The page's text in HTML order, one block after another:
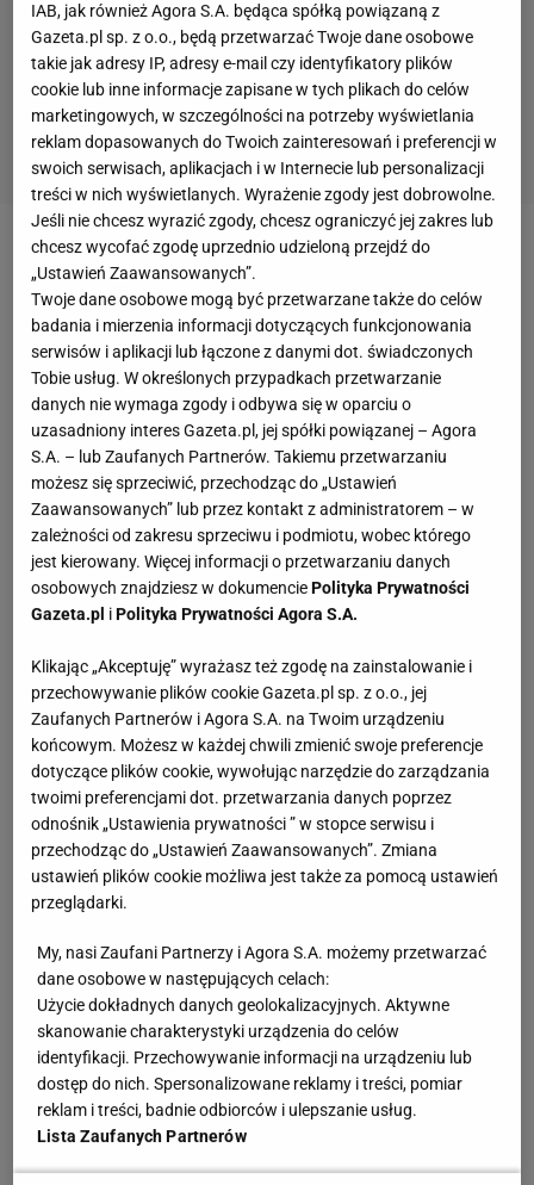
Ma dopiero 21 lat, a już znalazł się na liście 23
piłkarzy nominowanych do Złotej Piłki. Był jedynym
przedstawicielem Serie A. Powoli przejmuje stery
również w reprezentacji Francji- na Euro 2016
powinien być liderem kadry Didiera Deschampsa. W
jego wieku Michel Platini nadal grał w Nancy,
Zinedine Zidane w Bordeaux, aFranck Riberyw
Brest w trzeciejlidze francuskiej. Cały czas się
rozwija. - Jestem przekonany, że może się poprawić
Juventusu Massimiliano Allegri.
Wpływ ojca
W jego wieku mało kto przywiązuje taką wagę do
profesjonalnego prowadzenia się. Ale Pogba
zatrudnił własnego fizjoterapeutę oraz dietetyka.
Tego, że profesjonalny futbol nie jest zwykłą grą,
Pogba przybył do Francji z Gwinei w latach 60.
Myślał o grze w piłkę, ale "kiedyś trzeba było
wybierać pomiędzy studiami i sportem". Wybrał
bezpieczniejszą opcję. Jednak zadbał o to, by jego
trzej synowie mogli spełniać swoje marzenia. Do
sprawy podszedł bardzo poważnie. Pokazywał im
nagrania z najlepszymi piłkarzami na świecie. - Pele
IAB, jak również Agora S.A. będąca spółką powiązaną z
Gazeta.pl sp. z o.o., będą przetwarzać Twoje dane osobowe
takie jak adresy IP, adresy e-mail czy identyfikatory plików
cookie lub inne informacje zapisane w tych plikach do celów
marketingowych, w szczególności na potrzeby wyświetlania
reklam dopasowanych do Twoich zainteresowań i preferencji w
swoich serwisach, aplikacjach i w Internecie lub personalizacji
treści w nich wyświetlanych. Wyrażenie zgody jest dobrowolne.
Jeśli nie chcesz wyrazić zgody, chcesz ograniczyć jej zakres lub
chcesz wycofać zgodę uprzednio udzieloną przejdź do
„Ustawień Zaawansowanych”.
Twoje dane osobowe mogą być przetwarzane także do celów
badania i mierzenia informacji dotyczących funkcjonowania
serwisów i aplikacji lub łączone z danymi dot. świadczonych
Tobie usług. W określonych przypadkach przetwarzanie
danych nie wymaga zgody i odbywa się w oparciu o
uzasadniony interes Gazeta.pl, jej spółki powiązanej – Agora
S.A. – lub Zaufanych Partnerów. Takiemu przetwarzaniu
możesz się sprzeciwić, przechodząc do „Ustawień
Zaawansowanych” lub przez kontakt z administratorem – w
zależności od zakresu sprzeciwu i podmiotu, wobec którego
jest kierowany. Więcej informacji o przetwarzaniu danych
osobowych znajdziesz w dokumenciePolityka Prywatności
Gazeta.pl iPolityka Prywatności Agora S.A.
Klikając „Akceptuję” wyrażasz też zgodę na zainstalowanie i
przechowywanie plików cookie Gazeta.pl sp. z o.o., jej
Zaufanych Partnerów i Agora S.A. na Twoim urządzeniu
końcowym. Możesz w każdej chwili zmienić swoje preferencje
dotyczące plików cookie, wywołując narzędzie do zarządzania
twoimi preferencjami dot. przetwarzania danych poprzez
odnośnik „Ustawienia prywatności ” w stopce serwisu i
przechodząc do „Ustawień Zaawansowanych”. Zmiana
ustawień plików cookie możliwa jest także za pomocą ustawień
przeglądarki.
My, nasi Zaufani Partnerzy i Agora S.A. możemy przetwarzać
dane osobowe w następujących celach:
Użycie dokładnych danych geolokalizacyjnych. Aktywne
skanowanie charakterystyki urządzenia do celów
identyfikacji. Przechowywanie informacji na urządzeniu lub
dostęp do nich. Spersonalizowane reklamy i treści, pomiar
reklam i treści, badnie odbiorców i ulepszanie usług.
Lista Zaufanych Partnerów